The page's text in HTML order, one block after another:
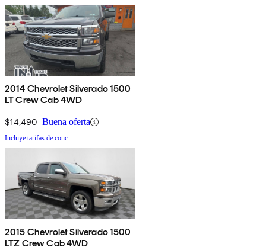
2014 Chevrolet Silverado 1500
LT Crew Cab 4WD
$14,490 Buena oferta
Incluye tarifas de conc.
2015 Chevrolet Silverado 1500
LTZ Crew Cab 4WD